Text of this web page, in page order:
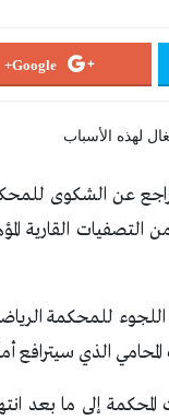
Google+
عن الشكوى
للمحكمة
الذي سيترافع